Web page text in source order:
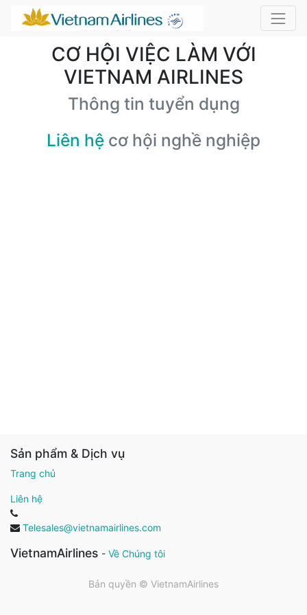
CƠ HỘI VIỆC LÀM VỚI
VIETNAM AIRLINES
Thông tin tuyển dụng
Liên hệ cơ hội nghề nghiệp
Sản phẩm & Dịch vụ
Trang chủ
Liên hệ
Telesales@vietnamairlines.com
VietnamAirlines - Về Chúng tôi
Bản quyền © VietnamAirlines